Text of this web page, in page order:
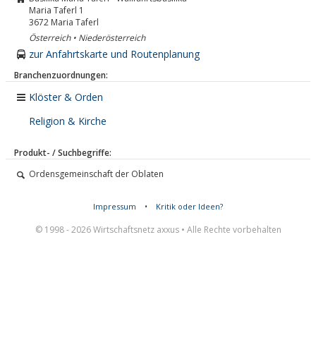
Maria Taferl 1
3672 Maria Taferl
Österreich • Niederösterreich
zur Anfahrtskarte und Routenplanung
Branchenzuordnungen:
Klöster & Orden
Religion & Kirche
Produkt- / Suchbegriffe:
Ordensgemeinschaft der Oblaten
Impressum • Kritik oder Ideen?
© 1998 - 2026 Wirtschaftsnetz axxus • Alle Rechte vorbehalten